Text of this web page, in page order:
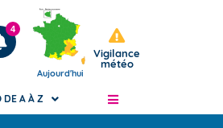
4
Aujourd'hui
Vigilance
météo
DE A À Z